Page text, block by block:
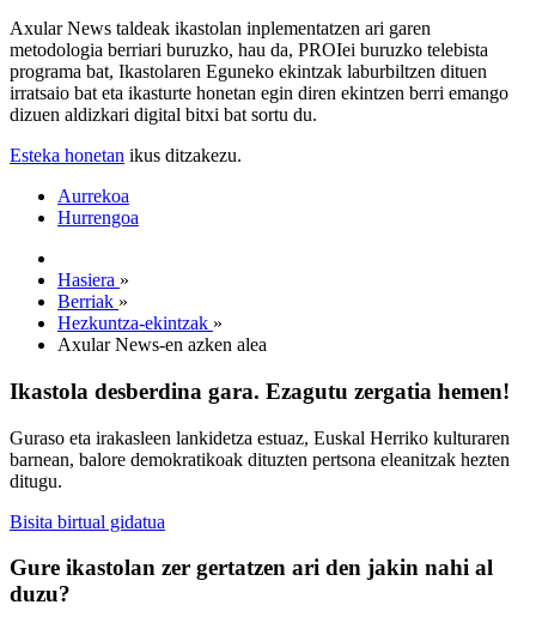
Axular News taldeak ikastolan inplementatzen ari garen
metodologia berriari buruzko, hau da, PROIei buruzko telebista
programa bat, Ikastolaren Eguneko ekintzak laburbiltzen dituen
irratsaio bat eta ikasturte honetan egin diren ekintzen berri emango
dizuen aldizkari digital bitxi bat sortu du.
Esteka honetan ikus ditzakezu.
Aurrekoa
Hurrengoa
Hasiera »
Berriak »
Hezkuntza-ekintzak »
Axular News-en azken alea
Ikastola desberdina gara. Ezagutu zergatia hemen!
Guraso eta irakasleen lankidetza estuaz, Euskal Herriko kulturaren
barnean, balore demokratikoak dituzten pertsona eleanitzak hezten
ditugu.
Bisita birtual gidatua
Gure ikastolan zer gertatzen ari den jakin nahi al
duzu?